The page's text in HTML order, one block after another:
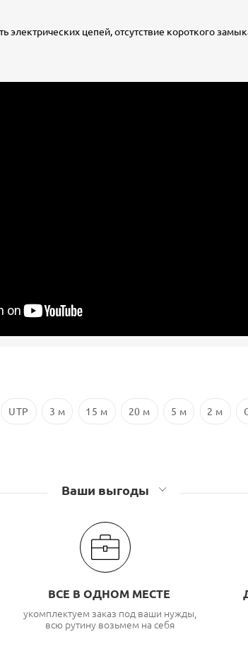
цепей, отсутствие короткого
UTP 3 м 15 м 20 м 5 м 2 м
Ваши выгоды
ВСЕ В ОДНОМ МЕСТЕ
укомплектуем заказ под ваши нужды,
всю рутину возьмем на себя